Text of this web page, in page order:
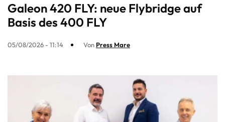
Galeon 420 FLY: neue Flybridge auf
Basis des 400 FLY
05/08/2026 - 11:14 Von Press Mare